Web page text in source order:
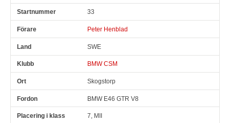
33
Peter Henblad
SWE
BMW CSM
Skogstorp
BMW E46 GTR V8
7, MII